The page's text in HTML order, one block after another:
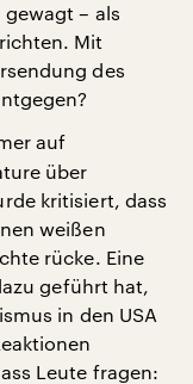
– als
Mit
des
auf
über
kritisiert, dass
weißen
rücke. Eine
geführt hat,
in den USA
Leute fragen: